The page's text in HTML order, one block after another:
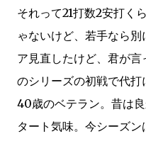
それって21打数2安打く
ゃないけど、若手なら
ア見直したけど、君が
のシリーズの初戦で代
40歳のベテラン。昔は
タート気味。今シーズ